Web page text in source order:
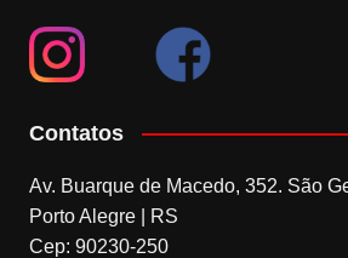
Contatos
Av. Buarque de Macedo, 352. São
Porto Alegre | RS
Cep: 90230-250